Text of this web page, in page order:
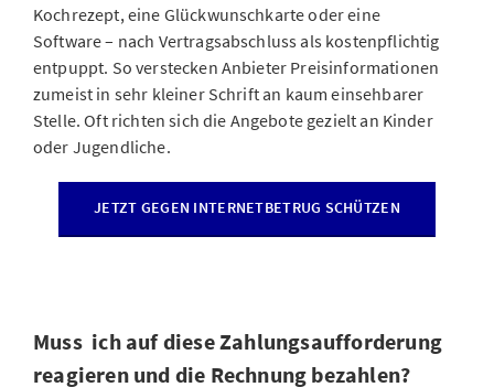
Kochrezept, eine Glückwunschkarte oder eine
Software – nach Vertragsabschluss als kostenpflichtig
entpuppt. So verstecken Anbieter Preisinformationen
zumeist in sehr kleiner Schrift an kaum einsehbarer
Stelle. Oft richten sich die Angebote gezielt an Kinder
oder Jugendliche.
JETZT GEGEN INTERNETBETRUG SCHÜTZEN
Muss ich auf diese Zahlungsaufforderung
reagieren und die Rechnung bezahlen?